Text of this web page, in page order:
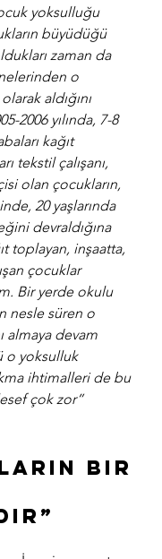
yoksulluğu
büyüdüğü
zaman da
o
aldığını
2006 yılında, 7-8
kağıt
tekstil çalışanı,
olan çocukların,
20 yaşlarında
devraldığına
toplayan, inşaatta,
çocuklar
Bir yerde okulu
nesle süren o
almaya devam
o yoksulluk
ihtimalleri de bu
çok zor”
bir